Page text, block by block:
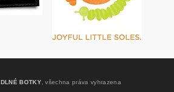
BOTKY, všechna práva vyhrazena